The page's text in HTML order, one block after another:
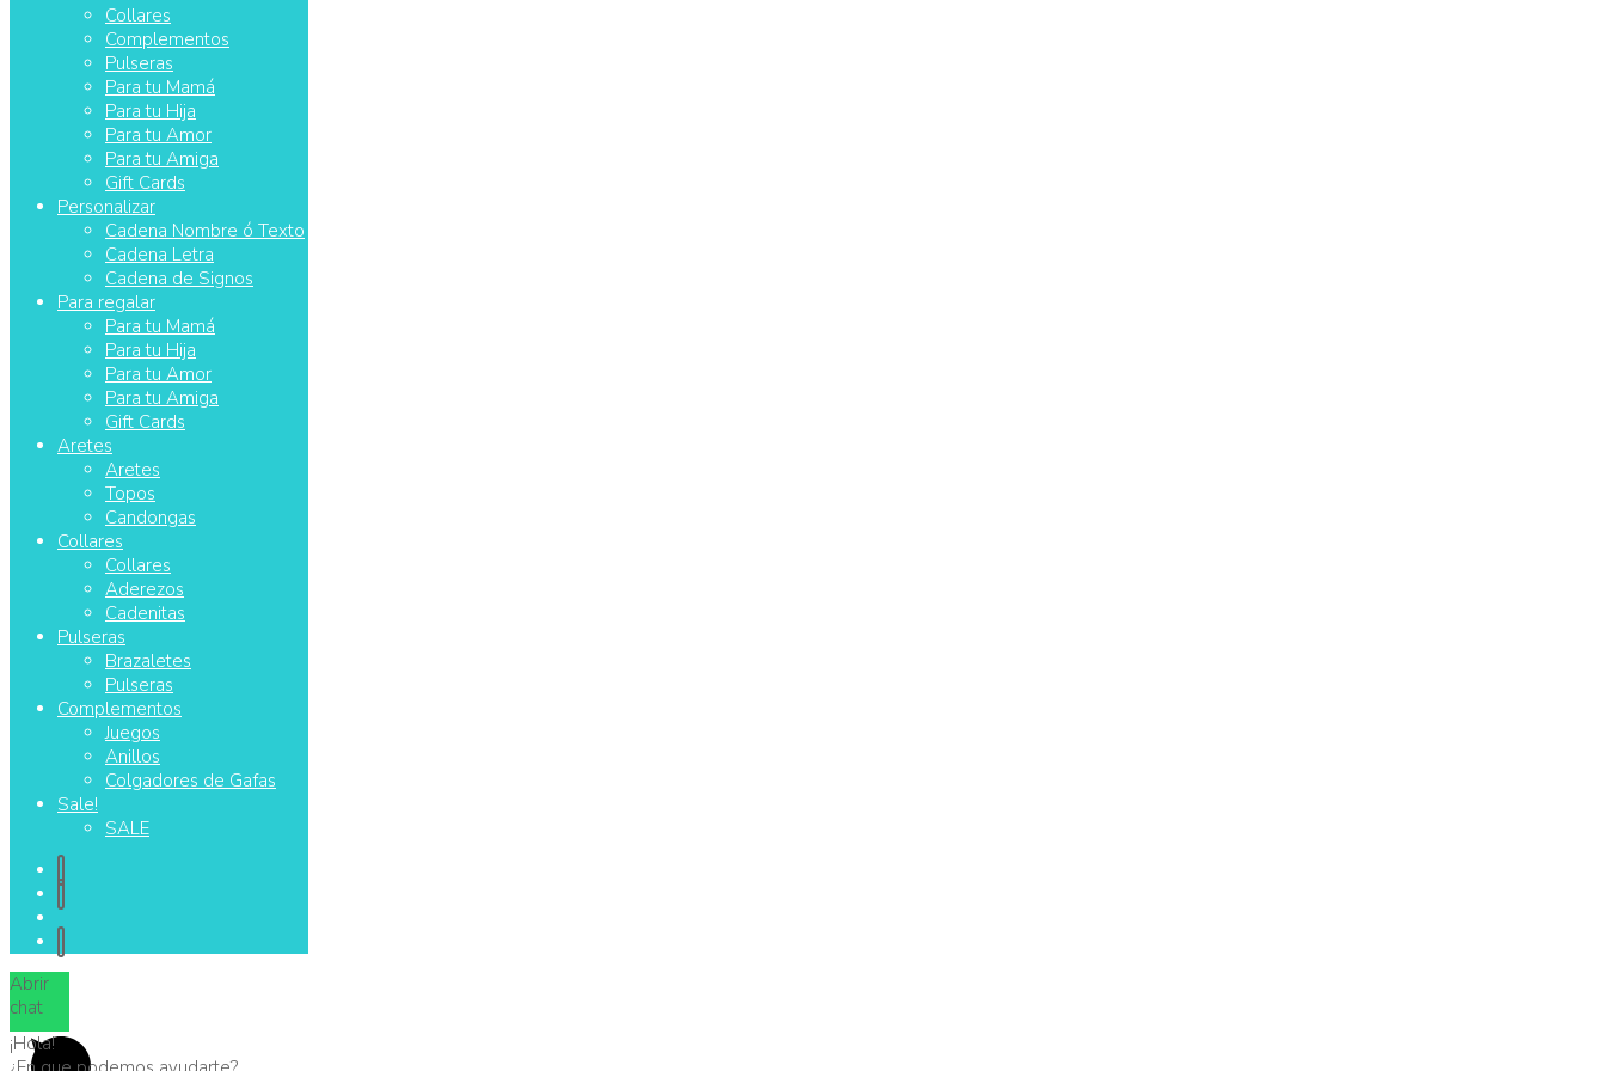
Collares
Complementos
Pulseras
Para tu Mamá
Para tu Hija
Para tu Amor
Para tu Amiga
Gift Cards
Personalizar
Cadena Nombre ó Texto
Cadena Letra
Cadena de Signos
Para regalar
Para tu Mamá
Para tu Hija
Para tu Amor
Para tu Amiga
Gift Cards
Aretes
Aretes
Topos
Candongas
Collares
Collares
Aderezos
Cadenitas
Pulseras
Brazaletes
Pulseras
Complementos
Juegos
Anillos
Colgadores de Gafas
Sale!
SALE
Abrir
chat
¡Hola!